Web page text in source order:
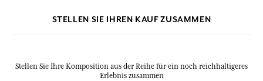
STELLEN SIE IHREN KAUF ZUSAMMEN
Stellen Sie Ihre Komposition aus der Reihe für ein noch reichhaltigeres
Erlebnis zusammen